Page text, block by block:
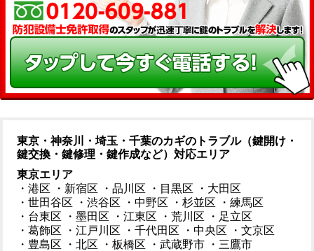
東京・神奈川・埼玉・千葉のカギのトラブル（鍵開け・
鍵交換・鍵修理・鍵作成など）対応エリア
東京エリア
・港区
・新宿区 ・品川区 ・目黒区
・大田区
・世田谷区
・渋谷区 ・中野区 ・杉並区
・練馬区
・台東区
・墨田区 ・江東区 ・荒川区
・足立区
・葛飾区
・江戸川区 ・千代田区 ・中央区
・文京区
・豊島区
・北区 ・板橋区 ・武蔵野市
・三鷹市